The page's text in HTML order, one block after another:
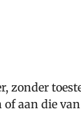
zonder
aan die